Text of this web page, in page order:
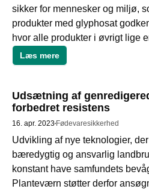
sikker for mennesker og miljø,
produkter med glyphosat
hvor alle produkter i øvrigt lige
Læs mere
Udsætning af
forbedret resistens
16. apr. 2023 Fødevaresikkerhed
Udvikling af nye teknologier,
bæredygtig og ansvarlig
konstant have samfundets
Planteværn støtter derfor